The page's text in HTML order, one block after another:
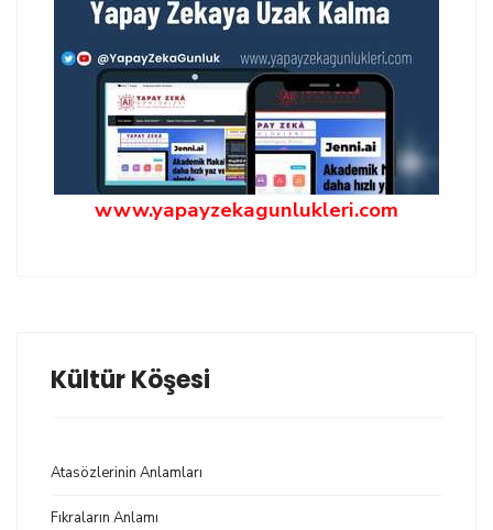
www.yapayzekagunlukleri.com
Kültür Köşesi
Atasözlerinin Anlamları
Fıkraların Anlamı